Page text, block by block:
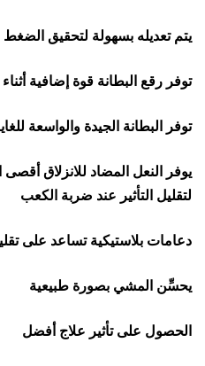
يتم تعديله بسهولة لتحقيق
توفر رقع البطانة قوة إضافية
توفر البطانة الجيدة والواسعة
يوفر النعل المضاد للانزلاق
لتقليل التأثير عند ضربة الكعب
دعامات بلاستيكية تساعد على
يحسِّن المشي بصورة طبيعية
الحصول على تأثير علاج أفضل